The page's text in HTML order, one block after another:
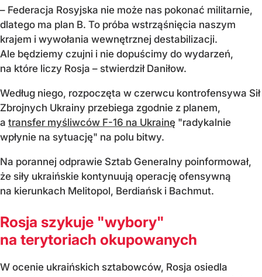
– Federacja Rosyjska nie może nas pokonać militarnie,
dlatego ma plan B. To próba wstrząśnięcia naszym
krajem i wywołania wewnętrznej destabilizacji.
Ale będziemy czujni i nie dopuścimy do wydarzeń,
na które liczy Rosja – stwierdził Daniłow.
Według niego, rozpoczęta w czerwcu kontrofensywa Sił
Zbrojnych Ukrainy przebiega zgodnie z planem,
a transfer myśliwców F-16 na Ukrainę "radykalnie
wpłynie na sytuację" na polu bitwy.
Na porannej odprawie Sztab Generalny poinformował,
że siły ukraińskie kontynuują operację ofensywną
na kierunkach Melitopol, Berdiańsk i Bachmut.
Rosja szykuje "wybory"
na terytoriach okupowanych
W ocenie ukraińskich sztabowców, Rosja osiedla